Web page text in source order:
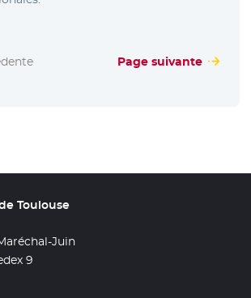
Page suivante
Toulouse
Juin
9